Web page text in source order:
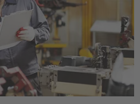
内部该方法责任委员会主
员会 (IPC) 主席，该委员会负责
。
，请访问 ETICS 网站，具体